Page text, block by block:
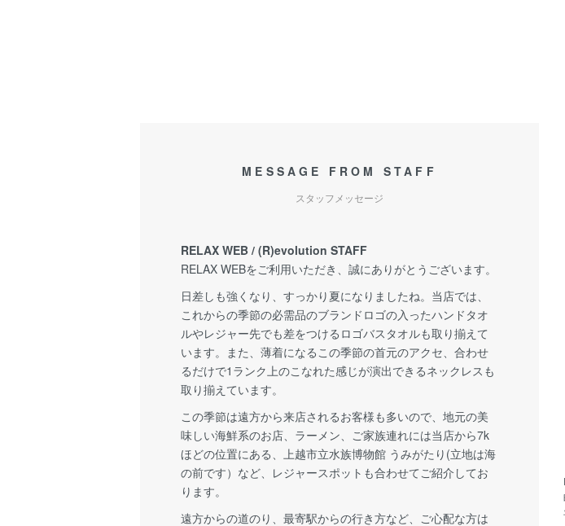
MESSAGE FROM STAFF
スタッフメッセージ
RELAX WEB / (R)evolution STAFF
RELAX WEBをご利用いただき、誠にありがとうございます。
日差しも強くなり、すっかり夏になりましたね。当店では、
これからの季節の必需品のブランドロゴの入ったハンドタオ
ルやレジャー先でも差をつけるロゴバスタオルも取り揃えて
います。また、薄着になるこの季節の首元のアクセ、合わせ
るだけで1ランク上のこなれた感じが演出できるネックレスも
取り揃えています。
この季節は遠方から来店されるお客様も多いので、地元の美
味しい海鮮系のお店、ラーメン、ご家族連れには当店から7k
ほどの位置にある、上越市立水族博物館 うみがたり(立地は海
の前です）など、レジャースポットも合わせてご紹介してお
ります。
遠方からの道のり、最寄駅からの行き方など、ご心配な方は